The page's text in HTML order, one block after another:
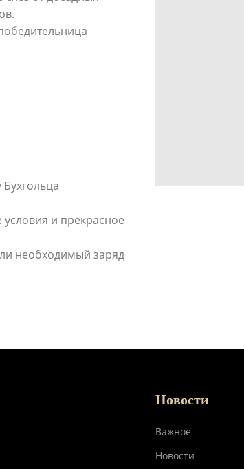
и прекрасное
необходимый заряд
Новости
Важное
Новости